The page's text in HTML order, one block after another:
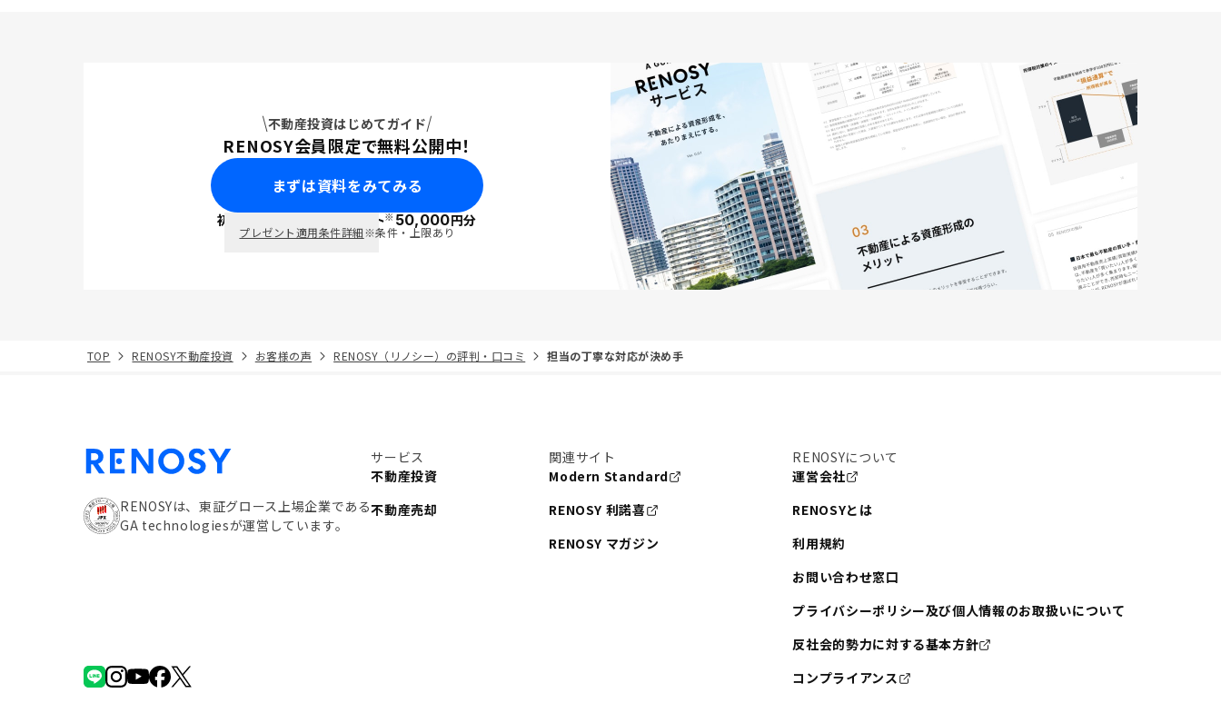
不動産投資はじめてガイド
RENOSY会員限定で無料公開中！
まずは資料をみてみる
初回面談で ポイント※50,000円分
プレゼント適用条件詳細※条件・上限あり
TOP RENOSY不動産投資 お客様の声 RENOSY（リノシー）の評判・口コミ 担当の丁寧な対応が決め手
RENOSYは、東証グロース上場企業である
GA technologiesが運営しています。
サービス
不動産投資
不動産売却
関連サイト
Modern Standard
RENOSY 利諾喜
RENOSY マガジン
RENOSYについて
運営会社
RENOSYとは
利用規約
お問い合わせ窓口
プライバシーポリシー及び個人情報のお取扱いについて
反社会的勢力に対する基本方針
コンプライアンス